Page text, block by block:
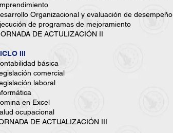
Organizacional y evaluación de desempeño
de programas de mejoramiento
DE ACTULIZACIÓN II
III
básica
comercial
laboral
en Excel
ocupacional
DE ACTUALIZACIÓN III